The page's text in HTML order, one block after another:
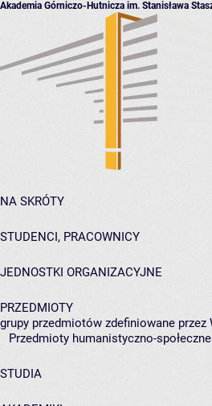
Akademia Górniczo-Hutnicza im. Stanisława
NA SKRÓTY
STUDENCI, PRACOWNICY
JEDNOSTKI ORGANIZACYJNE
PRZEDMIOTY
grupy przedmiotów zdefiniowane
Przedmioty humanistyczno-społeczne
STUDIA